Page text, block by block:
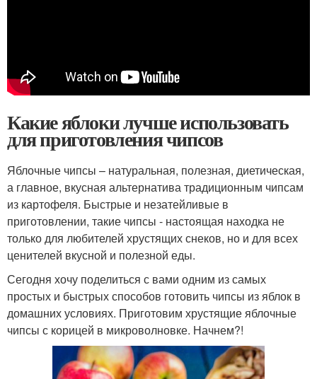
Какие яблоки лучше использовать
для приготовления чипсов
Яблочные чипсы – натуральная, полезная, диетическая,
а главное, вкусная альтернатива традиционным чипсам
из картофеля. Быстрые и незатейливые в
приготовлении, такие чипсы - настоящая находка не
только для любителей хрустящих снеков, но и для всех
ценителей вкусной и полезной еды.
Сегодня хочу поделиться с вами одним из самых
простых и быстрых способов готовить чипсы из яблок в
домашних условиях. Приготовим хрустящие яблочные
чипсы с корицей в микроволновке. Начнем?!